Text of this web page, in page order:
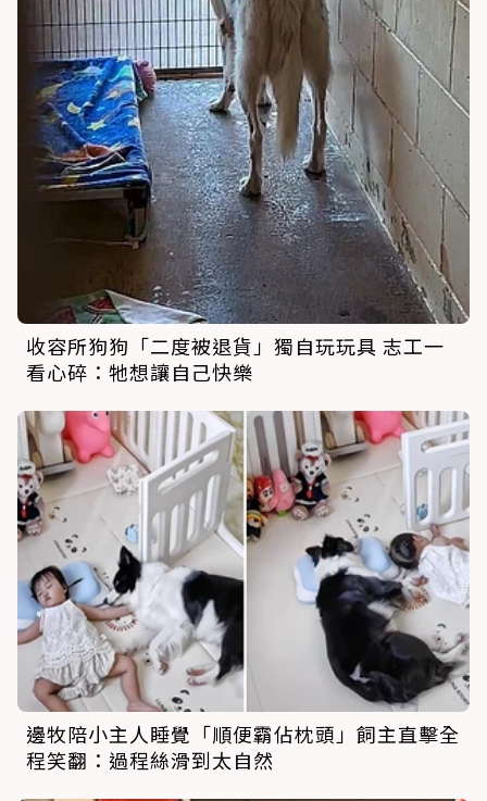
收容所狗狗「二度被退貨」獨自玩玩具 志工一
看心碎：牠想讓自己快樂
邊牧陪小主人睡覺「順便霸佔枕頭」飼主直擊全
程笑翻：過程絲滑到太自然